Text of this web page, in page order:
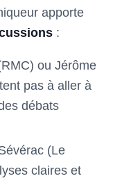
apporte
:
ou Jérôme
pas à aller à
débats
(Le
claires et